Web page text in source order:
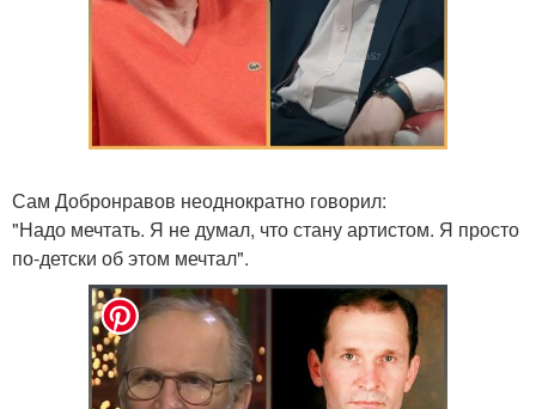
Сам Добронравов неоднократно говорил:
"Надо мечтать. Я не думал, что стану артистом. Я просто
по-детски об этом мечтал".